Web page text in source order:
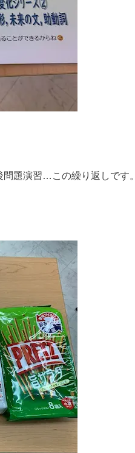
題演習…この繰り返しです。